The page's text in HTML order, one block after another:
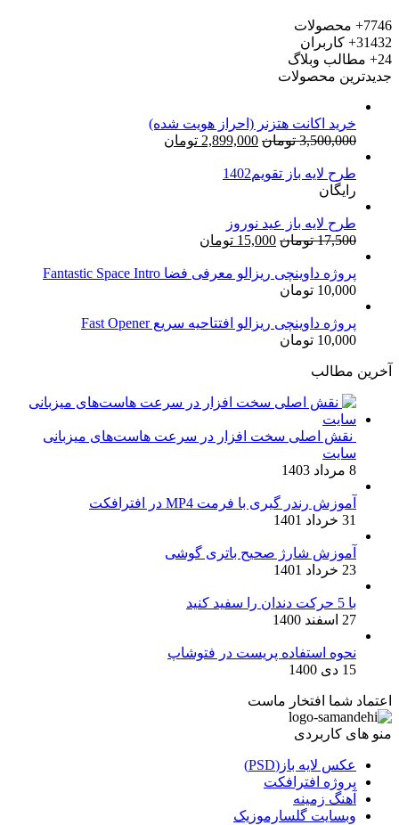
7746+
محصولات
31432+
کاربران
24+
مطالب وبلاگ
جدیدترین محصولات
خرید اکانت هتزنر (احراز هویت شده)
3,500,000 تومان قیمت
2,899,000 تومان
طرح لایه باز تقویم1402
رایگان
طرح لایه باز عید نوروز
17,500 تومان قیمت
17,500 تومان
15,000 تومان
15,000 تومان.
پروژه داوینچی ریزالو معرفی فضا Fantastic Space Intro
10,000 تومان
پروژه داوینچی ریزالو افتتاحیه سریع Fast Opener
10,000 تومان
آخرین مطالب
نقش اصلی سخت افزار در سرعت هاست‌های میزبانی
سایت
8 مرداد 1403
آموزش رندر گیری با فرمت MP4 در افترافکت
31 خرداد 1401
آموزش شارژ صحیح باتری گوشی
23 خرداد 1401
با 5 حرکت دندان را سفید کنید
27 اسفند 1400
نحوه استفاده پریست در فتوشاپ
15 دی 1400
اعتماد شما افتخار ماست
منو های کاربردی
عکس لایه باز(PSD)
پروژه افترافکت
آهنگ زمینه
وبسایت گلسارموزیک